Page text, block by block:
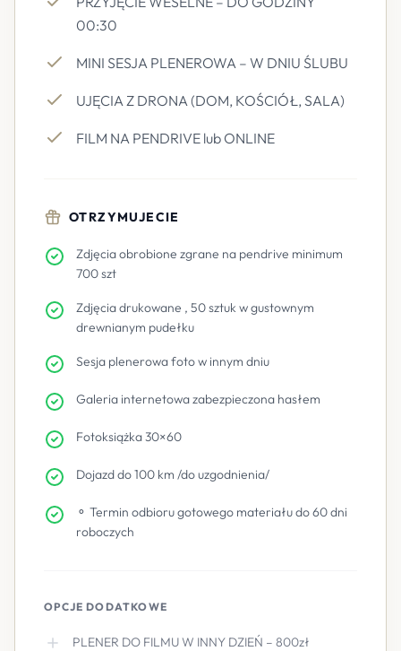
00:30
MINI SESJA PLENEROWA – W DNIU ŚLUBU
UJĘCIA Z DRONA (DOM, KOŚCIÓŁ, SALA)
FILM NA PENDRIVE lub ONLINE
OTRZYMUJECIE
Zdjęcia obrobione zgrane na pendrive minimum
700 szt
Zdjęcia drukowane , 50 sztuk w gustownym
drewnianym pudełku
Sesja plenerowa foto w innym dniu
Galeria internetowa zabezpieczona hasłem
Fotoksiążka 30×60
Dojazd do 100 km /do uzgodnienia/
⚬ Termin odbioru gotowego materiału do 60 dni
roboczych
OPCJE DODATKOWE
PLENER DO FILMU W INNY DZIEŃ – 800zł